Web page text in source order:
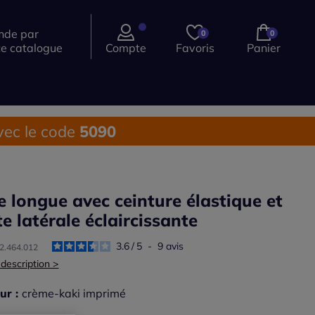
par
catalogue
Compte
0
Favoris
0
Panier
le code 5090
longue avec ceinture élastique et
latérale éclaircissante
3.6/ 5 - 9avis
>
: crème-kaki imprimé